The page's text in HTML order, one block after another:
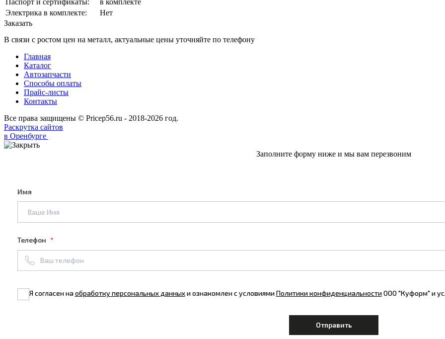
Электрика в комплекте:
Нет
Заказать
В связи с ростом цен на металл, актуальные цены уточняйте по телефону
Главная
Каталог
Автозапчасти
Способы оплаты
Прайс-листы
Контакты
Все права защищены © Pricep56.ru - 2018-2026 год.
Раскрутка сайтов
в Оренбурге
Заполните форму ниже и мы вам перезвоним
Имя
Телефон
Я согласен наобработку персональных данныхи ознакомлен с условиямиПолитики конфиденциальностиООО "Куформ" и